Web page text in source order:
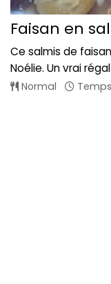
Faisan en
Ce salmis de
Noélie. Un vrai
Normal